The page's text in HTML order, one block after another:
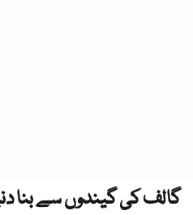
گالف کی گیندوں سے بنا